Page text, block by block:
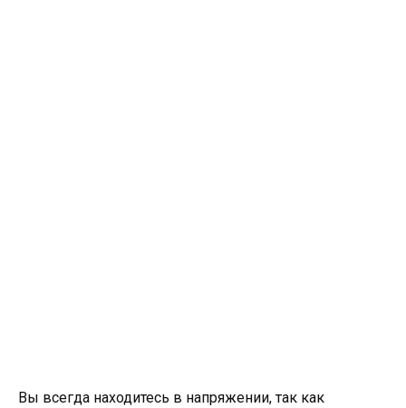
Вы всегда находитесь в напряжении, так как